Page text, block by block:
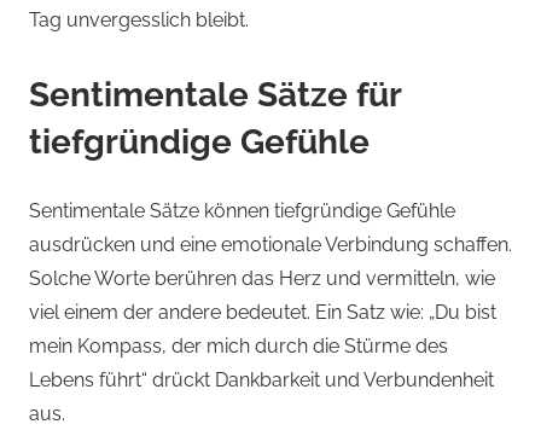
Tag unvergesslich bleibt.
Sentimentale Sätze für
tiefgründige Gefühle
Sentimentale Sätze können tiefgründige Gefühle
ausdrücken und eine emotionale Verbindung schaffen.
Solche Worte berühren das Herz und vermitteln, wie
viel einem der andere bedeutet. Ein Satz wie: „Du bist
mein Kompass, der mich durch die Stürme des
Lebens führt“ drückt Dankbarkeit und Verbundenheit
aus.